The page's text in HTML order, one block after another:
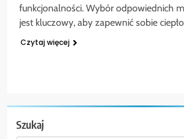
funkcjonalności. Wybór odpowiednich
jest kluczowy, aby zapewnić sobie
Czytaj więcej
Szukaj